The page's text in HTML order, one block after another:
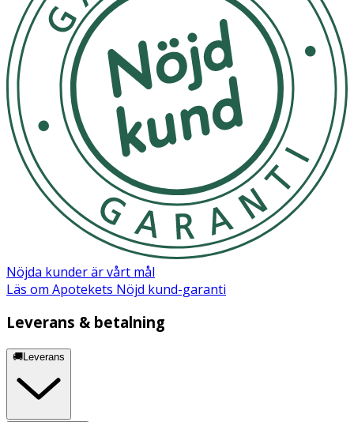
Förvaring
Förvara lampan i ren och torr miljö.
Nöjda kunder är vårt mål
Läs om Apotekets Nöjd kund-garanti
Leverans & betalning
🚚Leverans